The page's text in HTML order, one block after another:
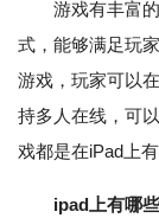
游戏有丰富的
式，能够满足玩
游戏，玩家可以
持多人在线，可
戏都是在iPad上
ipad上有哪